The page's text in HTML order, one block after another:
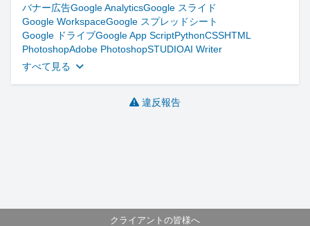
バナー広告Google AnalyticsGoogle スライド
Google WorkspaceGoogle スプレッドシート
Google ドライブGoogle App ScriptPythonCSSHTML
PhotoshopAdobe PhotoshopSTUDIOAI Writer
すべて見る
違反報告
クライアントの皆様へ